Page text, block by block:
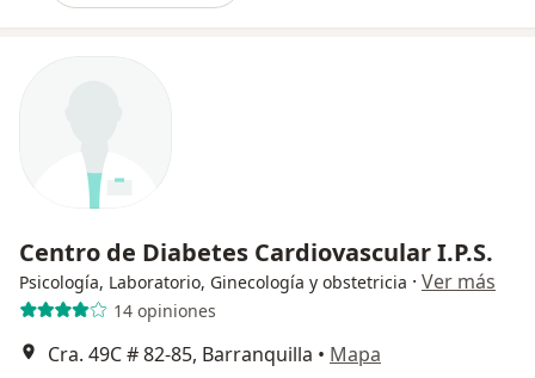
Centro de Diabetes Cardiovascular I.P.S.
Psicología, Laboratorio, Ginecología y obstetricia · Ver más
14 opiniones
Cra. 49C # 82-85, Barranquilla • Mapa